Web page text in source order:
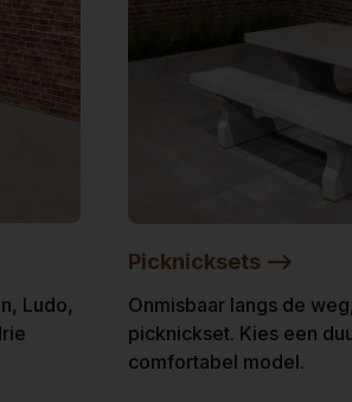
Ludo,
Picknicksets -->
Onmisbaar langs de
picknickset. Kies een
comfortabel model.